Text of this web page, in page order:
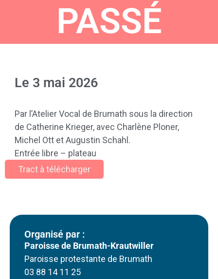
PASSÉ
Le 3 mai 2026
Par l’Atelier Vocal de Brumath sous la direction
de Catherine Krieger, avec Charlène Ploner,
Michel Ott et Augustin Schahl.
Entrée libre – plateau
Tract à télécharger
Organisé par :
Paroisse de Brumath-Krautwiller
Paroisse protestante de Brumath
03 88 14 11 25